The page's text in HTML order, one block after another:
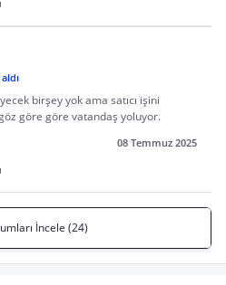
birşey yok ama satıcı işini
göre göre vatandaş yoluyor.
08 Temmuz 2025
İncele (24)